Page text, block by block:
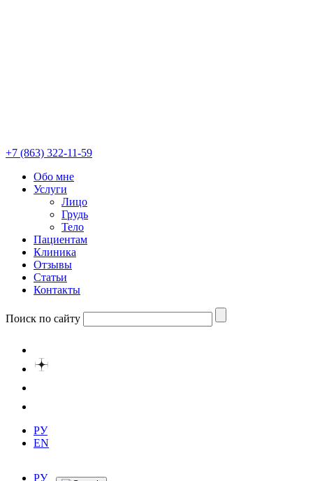
+7 (863) 322-11-59
Обо мне
Услуги
Лицо
Грудь
Тело
Пациентам
Клиника
Отзывы
Статьи
Контакты
Поиск по сайту
РУ
EN
РУ